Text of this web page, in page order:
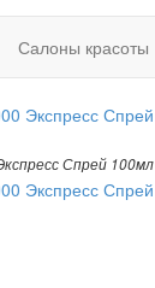
Салоны красоты
Спрей 100мл